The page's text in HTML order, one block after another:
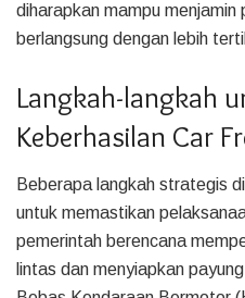
diharapkan mampu
berlangsung dengan lebih
Langkah-langkah
Keberhasilan Car
Beberapa langkah strategis
untuk memastikan
pemerintah berencana
lintas dan menyiapkan